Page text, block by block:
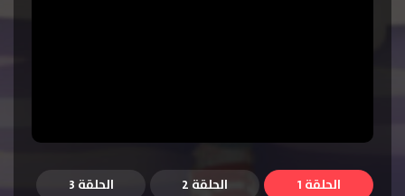
الحلقة 1 الحلقة 2
الحلقة 3